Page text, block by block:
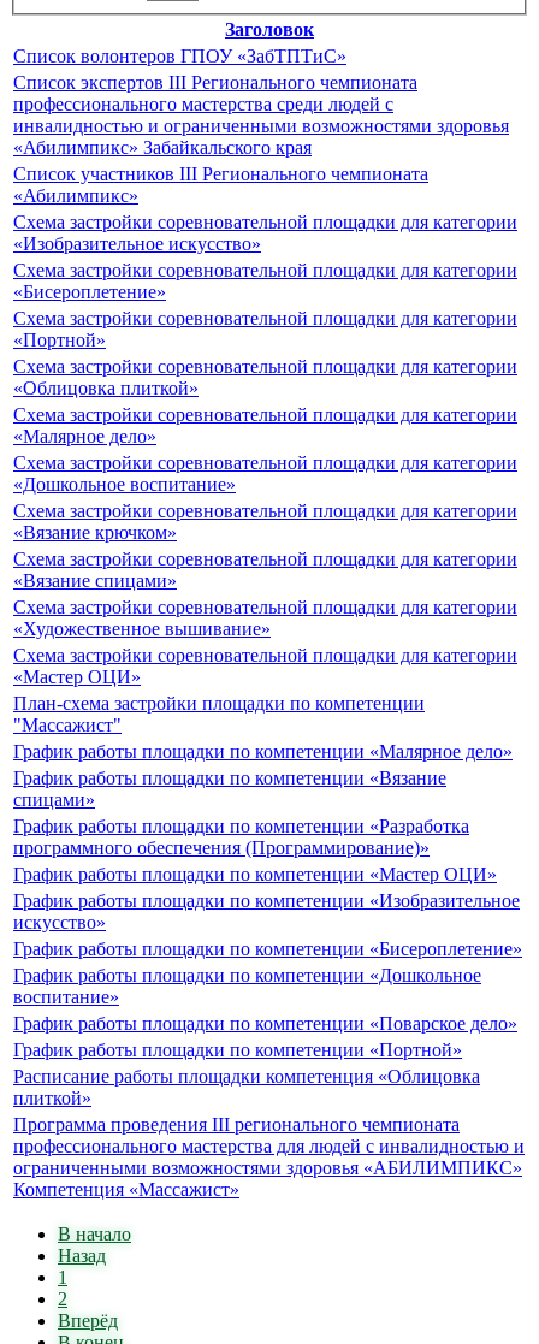
Заголовок
Список волонтеров ГПОУ «ЗабТПТиС»
Список экспертов III Регионального чемпионата
профессионального мастерства среди людей с
инвалидностью и ограниченными возможностями здоровья
«Абилимпикс» Забайкальского края
Список участников III Регионального чемпионата
«Абилимпикс»
Схема застройки соревновательной площадки для категории
«Изобразительное искусство»
Схема застройки соревновательной площадки для категории
«Бисероплетение»
Схема застройки соревновательной площадки для категории
«Портной»
Схема застройки соревновательной площадки для категории
«Облицовка плиткой»
Схема застройки соревновательной площадки для категории
«Малярное дело»
Схема застройки соревновательной площадки для категории
«Дошкольное воспитание»
Схема застройки соревновательной площадки для категории
«Вязание крючком»
Схема застройки соревновательной площадки для категории
«Вязание спицами»
Схема застройки соревновательной площадки для категории
«Художественное вышивание»
Схема застройки соревновательной площадки для категории
«Мастер ОЦИ»
План-схема застройки площадки по компетенции
"Массажист"
График работы площадки по компетенции «Малярное дело»
График работы площадки по компетенции «Вязание
спицами»
График работы площадки по компетенции «Разработка
программного обеспечения (Программирование)»
График работы площадки по компетенции «Мастер ОЦИ»
График работы площадки по компетенции «Изобразительное
искусство»
График работы площадки по компетенции «Бисероплетение»
График работы площадки по компетенции «Дошкольное
воспитание»
График работы площадки по компетенции «Поварское дело»
График работы площадки по компетенции «Портной»
Расписание работы площадки компетенция «Облицовка
плиткой»
Программа проведения III регионального чемпионата
профессионального мастерства для людей с инвалидностью и
ограниченными возможностями здоровья «АБИЛИМПИКС»
Компетенция «Массажист»
В начало
Назад
1
2
Вперёд